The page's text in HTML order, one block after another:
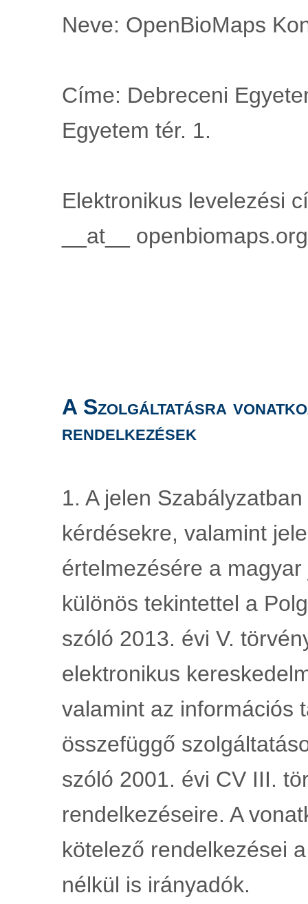
Neve: OpenBioMaps
Címe: Debreceni
Egyetem tér. 1.
Elektronikus levelezési
__at__ openbiomaps.org
A Szolgáltatásra
rendelkezések
1. A jelen
kérdésekre, valamint
értelmezésére a
különös tekintettel a
szóló 2013. évi V.
elektronikus
valamint az információs
összefüggő
szóló 2001. évi CV III.
rendelkezéseire. A
kötelező rendelkezései
nélkül is irányadók.